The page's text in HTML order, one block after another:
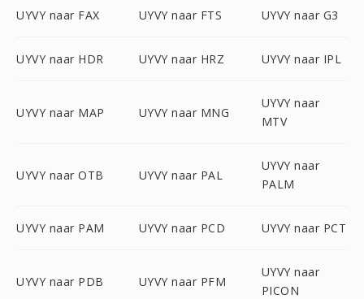
UYVY naar FAX UYVY naar FTS UYVY naar G3
UYVY naar HDR UYVY naar HRZ UYVY naar IPL
UYVY naar MAP UYVY naar MNG
UYVY naar
MTV
UYVY naar OTB UYVY naar PAL
UYVY naar
PALM
UYVY naar PAM UYVY naar PCD UYVY naar PCT
UYVY naar PDB UYVY naar PFM
UYVY naar
PICON